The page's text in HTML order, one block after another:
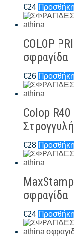
€24 Προσθήκη
COLOP
σφραγίδα
€26 Προσθήκη
Colop
€28 Προσθήκη
σφραγίδα
€24 Προσθήκη